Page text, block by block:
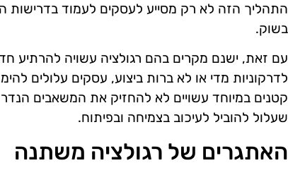
התהליך הזה לא רק מסייע לעסקים לעמוד בדרישות
בשוק.
עם זאת, ישנם מקרים בהם רגולציה עשויה להרתיע
לדרקוניות מדי או לא ברות ביצוע, עסקים עלולים
קטנים במיוחד עשויים לא להחזיק את המשאבים
שעלול להוביל לעיכוב בצמיחה ובפיתוח.
האתגרים של רגולציה משתנה